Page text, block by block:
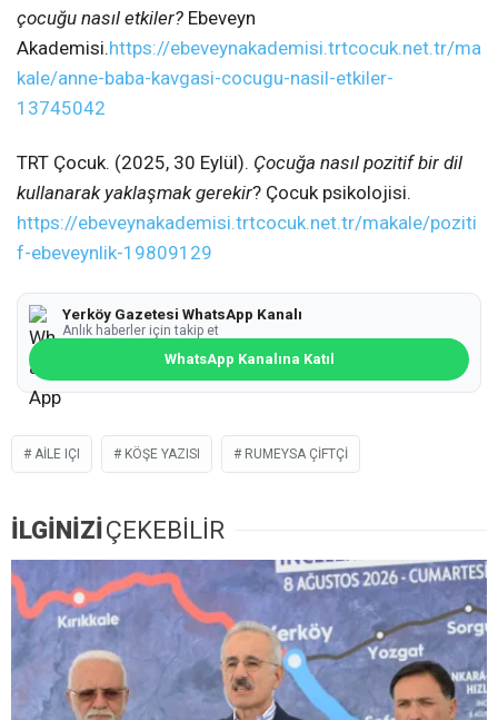
çocuğu nasıl etkiler? Ebeveyn
Akademisi.https://ebeveynakademisi.trtcocuk.net.tr/ma
kale/anne-baba-kavgasi-cocugu-nasil-etkiler-
13745042
TRT Çocuk. (2025, 30 Eylül). Çocuğa nasıl pozitif bir dil
kullanarak yaklaşmak gerekir? Çocuk psikolojisi.
https://ebeveynakademisi.trtcocuk.net.tr/makale/poziti
f-ebeveynlik-19809129
Yerköy Gazetesi WhatsApp Kanalı
Anlık haberler için takip et
WhatsApp Kanalına Katıl
AILE IÇI KÖŞE YAZISI RUMEYSA ÇİFTÇİ
İLGİNİZİÇEKEBİLİR